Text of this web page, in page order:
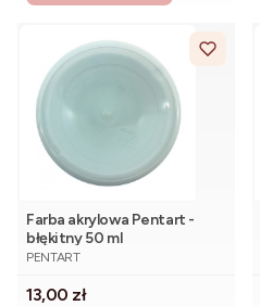
Farba akrylowa Pentart -
błękitny 50 ml
PRODUCENT
PENTART
Cena
13,00 zł